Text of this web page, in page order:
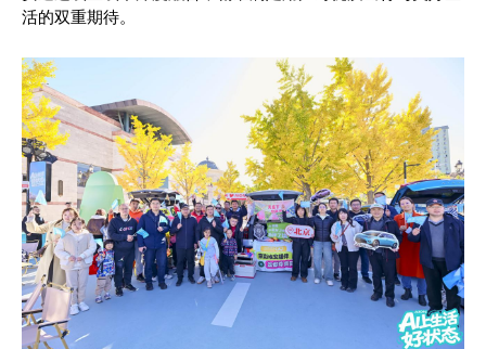
活的双重期待。